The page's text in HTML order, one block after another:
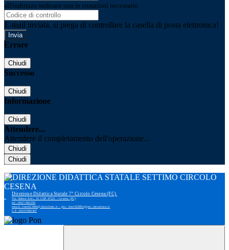
all'indirizzo indicato con le istruzioni necessarie.
E-mail inviata, si prega di controllare la casella di posta elettronica!
Errore
Chiudi
Successo
Chiudi
Informazione
Chiudi
Attendere...
Attendere il completamento dell'operazione...
Chiudi
Chiudi
Direzione Didattica Statale 7° Circolo Cesena (FC)
Via Adone Zoli, 35 CAP 47521 - Cesena (FC)
tel: 0547-383193
email: foee02300r@istruzione.it - pec: foee02300r@pec.istruzione.it
C.F. 81007690407